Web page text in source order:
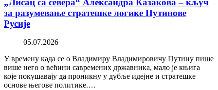
„Лисац са севера“ Александра Казакова – кључ
за разумевање стратешке логике Путинове
Русије
05.07.2026
У времену када се о Владимиру Владимировичу Путину пише
више него о већини савремених државника, мало је књига
које покушавају да проникну у дубље идејне и стратешке
основе његове политике.…